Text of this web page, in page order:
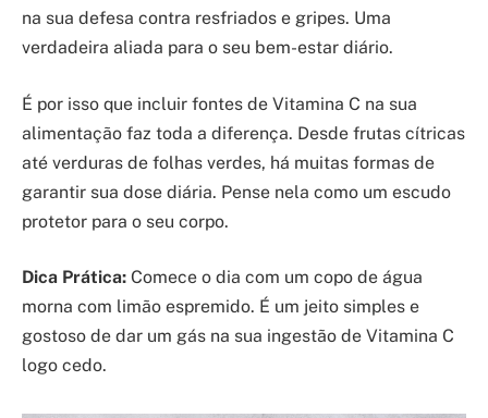
na sua defesa contra resfriados e gripes. Uma
verdadeira aliada para o seu bem-estar diário.
É por isso que incluir fontes de Vitamina C na sua
alimentação faz toda a diferença. Desde frutas cítricas
até verduras de folhas verdes, há muitas formas de
garantir sua dose diária. Pense nela como um escudo
protetor para o seu corpo.
Dica Prática: Comece o dia com um copo de água
morna com limão espremido. É um jeito simples e
gostoso de dar um gás na sua ingestão de Vitamina C
logo cedo.